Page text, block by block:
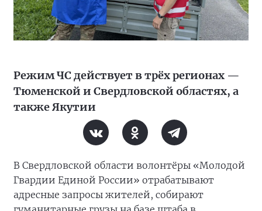
Режим ЧС действует в трёх регионах —
Тюменской и Свердловской областях, а
также Якутии
В Свердловской области волонтёры «Молодой
Гвардии Единой России» отрабатывают
адресные запросы жителей, собирают